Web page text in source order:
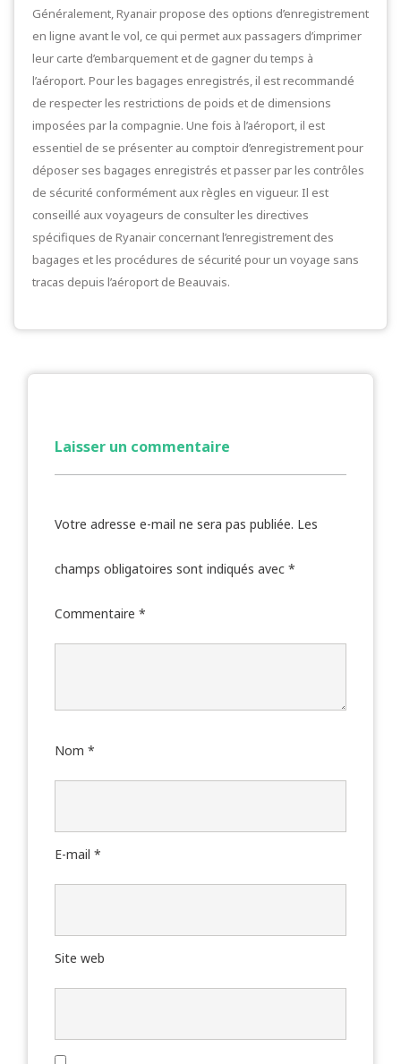
Généralement, Ryanair propose des options d’enregistrement
en ligne avant le vol, ce qui permet aux passagers d’imprimer
leur carte d’embarquement et de gagner du temps à
l’aéroport. Pour les bagages enregistrés, il est recommandé
de respecter les restrictions de poids et de dimensions
imposées par la compagnie. Une fois à l’aéroport, il est
essentiel de se présenter au comptoir d’enregistrement pour
déposer ses bagages enregistrés et passer par les contrôles
de sécurité conformément aux règles en vigueur. Il est
conseillé aux voyageurs de consulter les directives
spécifiques de Ryanair concernant l’enregistrement des
bagages et les procédures de sécurité pour un voyage sans
tracas depuis l’aéroport de Beauvais.
Laisser un commentaire
Votre adresse e-mail ne sera pas publiée. Les
champs obligatoires sont indiqués avec *
Commentaire *
Nom *
E-mail *
Site web